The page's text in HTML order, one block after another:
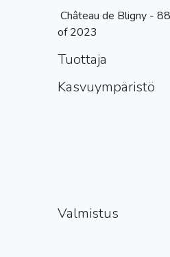
Château de Bligny -
of 2023
Tuottaja
Kasvuympäristö
Valmistus